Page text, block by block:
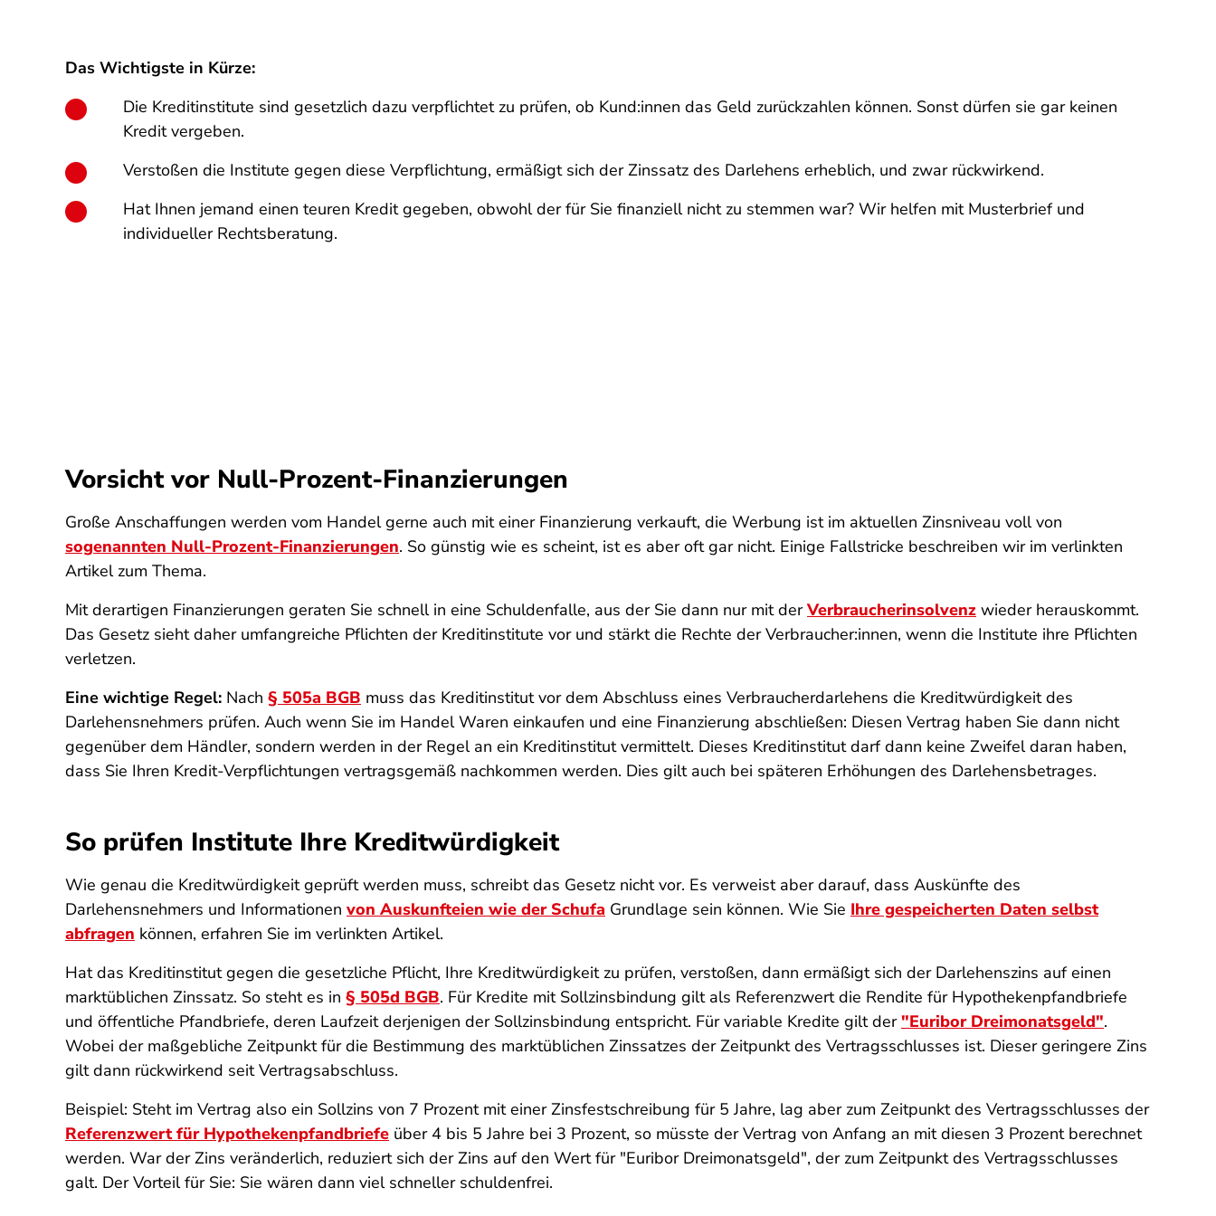
Das Wichtigste in Kürze:
Die Kreditinstitute sind gesetzlich dazu verpflichtet zu prüfen, ob Kund:innen das Geld zurückzahlen können. Sonst dürfen sie gar keinen
Kredit vergeben.
Verstoßen die Institute gegen diese Verpflichtung, ermäßigt sich der Zinssatz des Darlehens erheblich, und zwar rückwirkend.
Hat Ihnen jemand einen teuren Kredit gegeben, obwohl der für Sie finanziell nicht zu stemmen war? Wir helfen mit Musterbrief und
individueller Rechtsberatung.
Vorsicht vor Null-Prozent-Finanzierungen
Große Anschaffungen werden vom Handel gerne auch mit einer Finanzierung verkauft, die Werbung ist im aktuellen Zinsniveau voll von
sogenannten Null-Prozent-Finanzierungen. So günstig wie es scheint, ist es aber oft gar nicht. Einige Fallstricke beschreiben wir im verlinkten
Artikel zum Thema.
Mit derartigen Finanzierungen geraten Sie schnell in eine Schuldenfalle, aus der Sie dann nur mit derVerbraucherinsolvenz wieder herauskommt.
Das Gesetz sieht daher umfangreiche Pflichten der Kreditinstitute vor und stärkt die Rechte der Verbraucher:innen, wenn die Institute ihre Pflichten
verletzen.
Eine wichtige Regel: Nach § 505a BGB muss das Kreditinstitut vor dem Abschluss eines Verbraucherdarlehens die Kreditwürdigkeit des
Darlehensnehmers prüfen. Auch wenn Sie im Handel Waren einkaufen und eine Finanzierung abschließen: Diesen Vertrag haben Sie dann nicht
gegenüber dem Händler, sondern werden in der Regel an ein Kreditinstitut vermittelt. Dieses Kreditinstitut darf dann keine Zweifel daran haben,
dass Sie Ihren Kredit-Verpflichtungen vertragsgemäß nachkommen werden. Dies gilt auch bei späteren Erhöhungen des Darlehensbetrages.
So prüfen Institute Ihre Kreditwürdigkeit
Wie genau die Kreditwürdigkeit geprüft werden muss, schreibt das Gesetz nicht vor. Es verweist aber darauf, dass Auskünfte des
Darlehensnehmers und Informationen von Auskunfteien wie der Schufa Grundlage sein können. Wie Sie Ihre gespeicherten Daten selbst
abfragen können, erfahren Sie im verlinkten Artikel.
Hat das Kreditinstitut gegen die gesetzliche Pflicht, Ihre Kreditwürdigkeit zu prüfen, verstoßen, dann ermäßigt sich der Darlehenszins auf einen
marktüblichen Zinssatz. So steht es in § 505d BGB. Für Kredite mit Sollzinsbindung gilt als Referenzwert die Rendite für Hypothekenpfandbriefe
und öffentliche Pfandbriefe, deren Laufzeit derjenigen der Sollzinsbindung entspricht. Für variable Kredite gilt der"Euribor Dreimonatsgeld".
Wobei der maßgebliche Zeitpunkt für die Bestimmung des marktüblichen Zinssatzes der Zeitpunkt des Vertragsschlusses ist. Dieser geringere Zins
gilt dann rückwirkend seit Vertragsabschluss.
Beispiel: Steht im Vertrag also ein Sollzins von 7 Prozent mit einer Zinsfestschreibung für 5 Jahre, lag aber zum Zeitpunkt des Vertragsschlusses der
Referenzwert für Hypothekenpfandbriefe über 4 bis 5 Jahre bei 3 Prozent, so müsste der Vertrag von Anfang an mit diesen 3 Prozent berechnet
werden. War der Zins veränderlich, reduziert sich der Zins auf den Wert für "Euribor Dreimonatsgeld", der zum Zeitpunkt des Vertragsschlusses
galt. Der Vorteil für Sie: Sie wären dann viel schneller schuldenfrei.